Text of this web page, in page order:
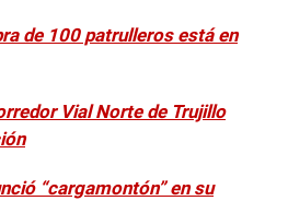
de 100 patrulleros está en
Vial Norte de Trujillo
“cargamontón” en su